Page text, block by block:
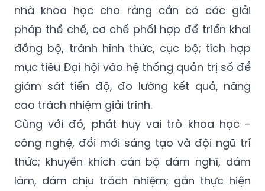
nhà khoa học cho rằng cần có các giải
pháp thể chế, cơ chế phối hợp để triển khai
đồng bộ, tránh hình thức, cục bộ; tích hợp
mục tiêu Đại hội vào hệ thống quản trị số để
giám sát tiến độ, đo lường kết quả, nâng
cao trách nhiệm giải trình.
Cùng với đó, phát huy vai trò khoa học -
công nghệ, đổi mới sáng tạo và đội ngũ trí
thức; khuyến khích cán bộ dám nghĩ, dám
làm, dám chịu trách nhiệm; gắn thực hiện